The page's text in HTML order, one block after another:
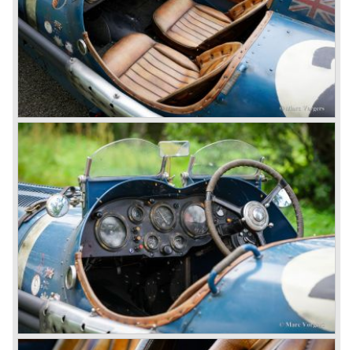
The 4.5 Litre Blower was built in the ‘Barnato’ period.
Financed by the Hon. Dorothy Paget Tim Birkin
successfully experimented at Brooklands with his blower
Bentley and even achieved the Brooklands lap record with
his Blower Bentley. As Woolf Barnato was now in charge
of the Bentley firm, and W.O. now only responsible for the
development of the Bentley cars, Birkin convinced
Barnato to enter a separate team of Blower Bentleys for
the 1930 Le Mans race. This was against W.O. Bentley’s
ideas for he was of the opinion that the supercharger
would only add trouble to a perfectly good and reliable
machine. The 1930 Le Mans race proved W.O. right as
none of the blown cars finished and Barnato and Kidston
won on a Speed Six model.
The supercharged 4.5 Litre engines were real "gas-
guzzlers", the naturally aspirated 4.5 Litre engine used one
litre of petrol every 5.6 kilometres, the supercharged
engine used one litre for just 3.5 kilometres, a very large
petrol tank was fitted additionally.
Another problem was that spark plugs in the supercharged
engine wore out very quickly resulting in loss of power.
Bentley engineer Nobby Clarke stated one day: "The
blower eats spark plugs like a donkey eats hay". Only 55
Bentley 4.5 Litre ‘blower’ cars have been built by the firm
of which 26 carried the Van den Plas open tourer
bodywork.